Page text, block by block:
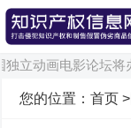
立动画电影论坛将办
您的位置：首页 >